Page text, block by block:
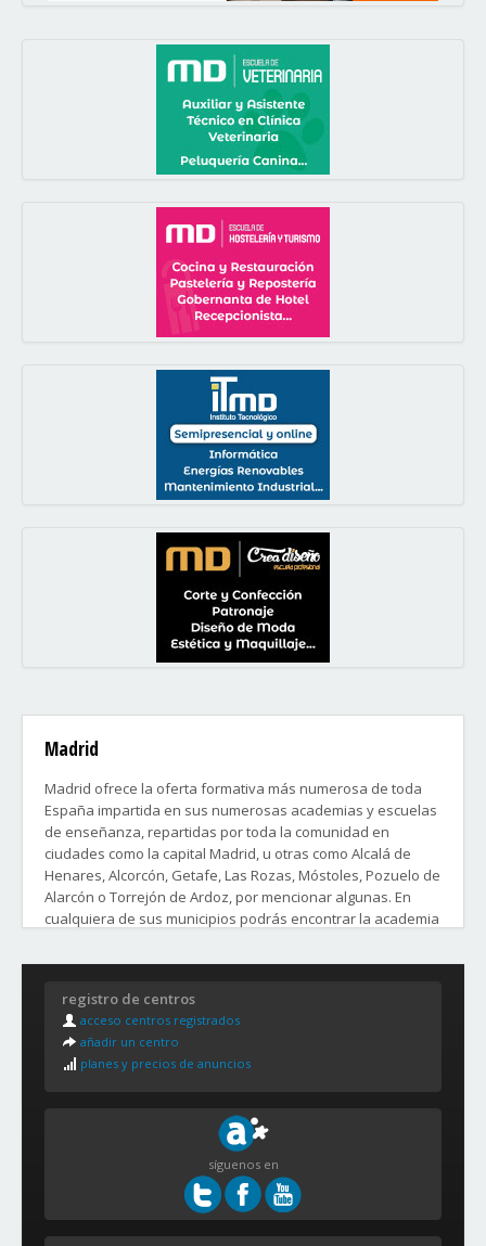
Madrid
Madrid ofrece la oferta formativa más numerosa de toda
España impartida en sus numerosas academias y escuelas
de enseñanza, repartidas por toda la comunidad en
ciudades como la capital Madrid, u otras como Alcalá de
Henares, Alcorcón, Getafe, Las Rozas, Móstoles, Pozuelo de
Alarcón o Torrejón de Ardoz, por mencionar algunas. En
cualquiera de sus municipios podrás encontrar la academia
1. CENTRO
Palacio
Embajadores
Cortes
Acacias
registro de centros
acceso centros registrados
añadir un centro
planes y precios de anuncios
síguenos en